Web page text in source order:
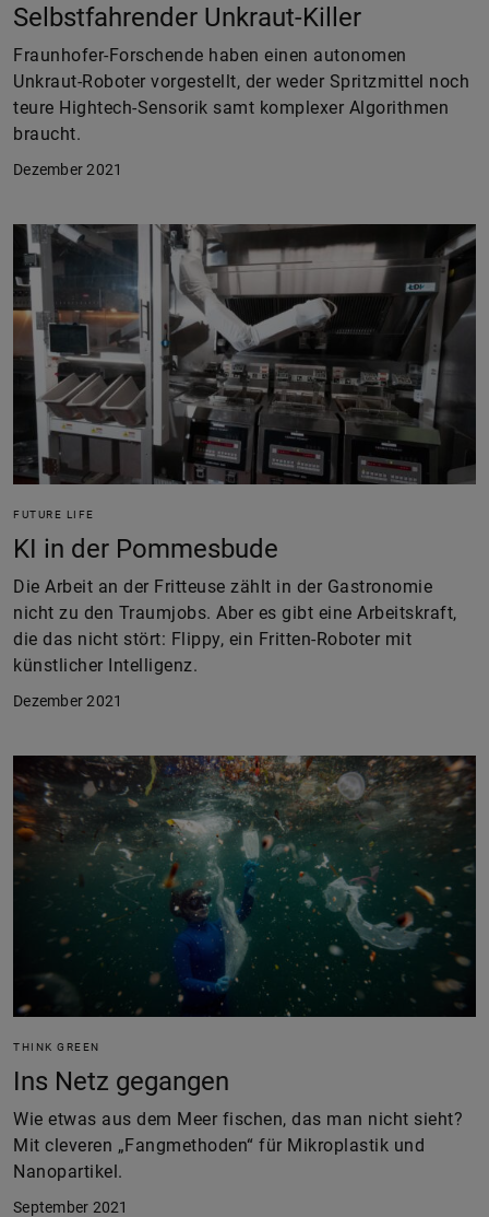
Selbstfahrender Unkraut-Killer
Fraunhofer-Forschende haben einen autonomen
Unkraut-Roboter vorgestellt, der weder Spritzmittel noch
teure Hightech-Sensorik samt komplexer Algorithmen
braucht.
Dezember 2021
FUTURE LIFE
KI in der Pommesbude
Die Arbeit an der Fritteuse zählt in der Gastronomie
nicht zu den Traumjobs. Aber es gibt eine Arbeitskraft,
die das nicht stört: Flippy, ein Fritten-Roboter mit
künstlicher Intelligenz.
Dezember 2021
THINK GREEN
Ins Netz gegangen
Wie etwas aus dem Meer fischen, das man nicht sieht?
Mit cleveren „Fangmethoden“ für Mikroplastik und
Nanopartikel.
September 2021